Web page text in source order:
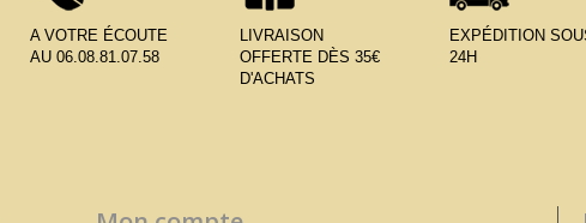
A VOTRE ÉCOUTE
AU 06.08.81.07.58
LIVRAISON
OFFERTE DÈS 35€
D'ACHATS
EXPÉDITION
24H